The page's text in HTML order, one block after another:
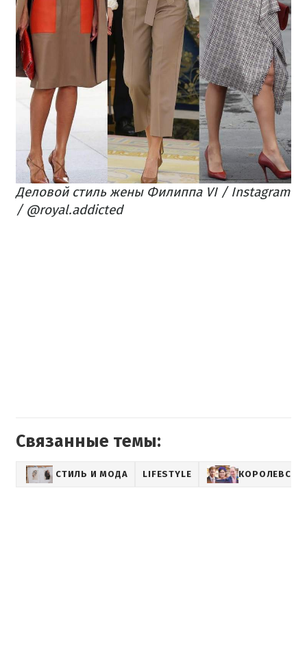
Деловой стиль жены Филиппа VI / Instagram
/ @royal.addicted
Связанные темы:
СТИЛЬ И МОДА LIFESTYLE